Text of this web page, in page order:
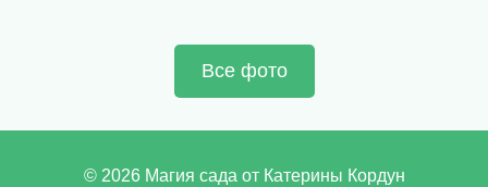
Все фото
© 2026Магия сада от Катерины Кордун